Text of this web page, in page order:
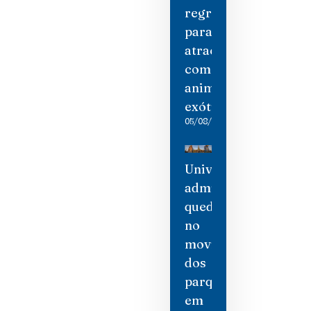
regras
para
atrações
com
animais
exóticos
05/08/2026
Universal
admite
queda
no
movimento
dos
parques
em